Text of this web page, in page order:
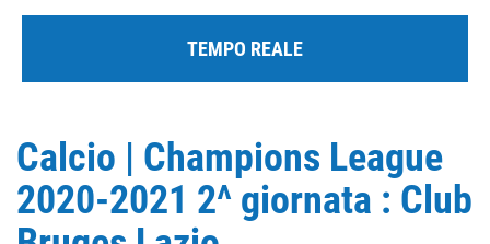
TEMPO REALE
Calcio | Champions League
2020-2021 2^ giornata : Club